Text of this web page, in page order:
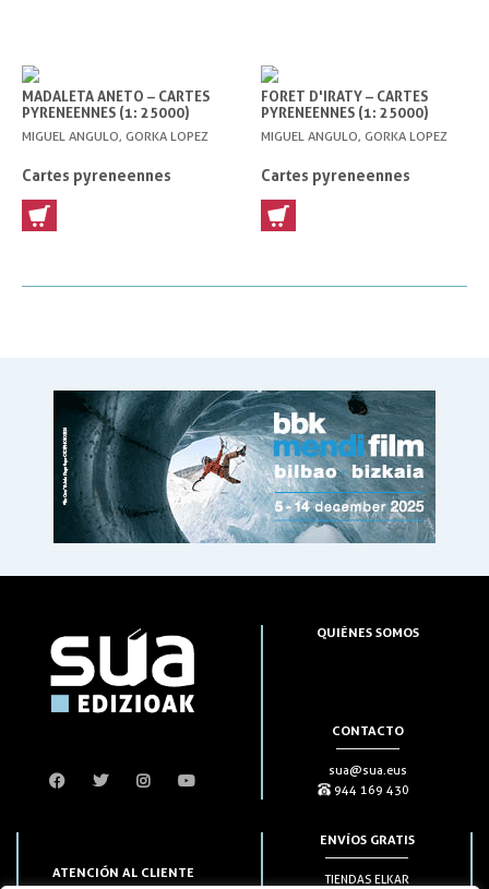
MADALETA ANETO – CARTES
PYRENEENNES (1: 25000)
MIGUEL ANGULO, GORKA LOPEZ
Cartes pyreneennes
FORET D'IRATY – CARTES
PYRENEENNES (1: 25000)
MIGUEL ANGULO, GORKA LOPEZ
Cartes pyreneennes
QUIÉNES SOMOS
CONTACTO
sua@sua.eus
944 169 430
ATENCIÓN AL CLIENTE
ENVÍOS GRATIS
TIENDAS ELKAR